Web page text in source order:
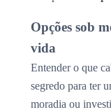
Opções sob
vida
Entender o que
segredo para ter
moradia ou